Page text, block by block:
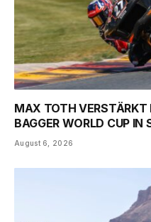
MAX TOTH VERSTÄRKT
BAGGER WORLD CUP IN
August 6, 2026